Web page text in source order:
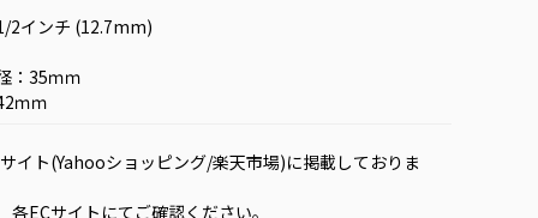
2インチ (12.7mm)
：35ｍｍ
ｍｍ
イト(Yahooショッピング/楽天市場)に掲載しておりま
ECサイトにてご確認ください。